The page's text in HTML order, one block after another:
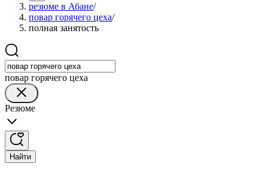
резюме в Абане/
повар горячего цеха/
полная занятость
повар горячего цеха
Резюме
Найти